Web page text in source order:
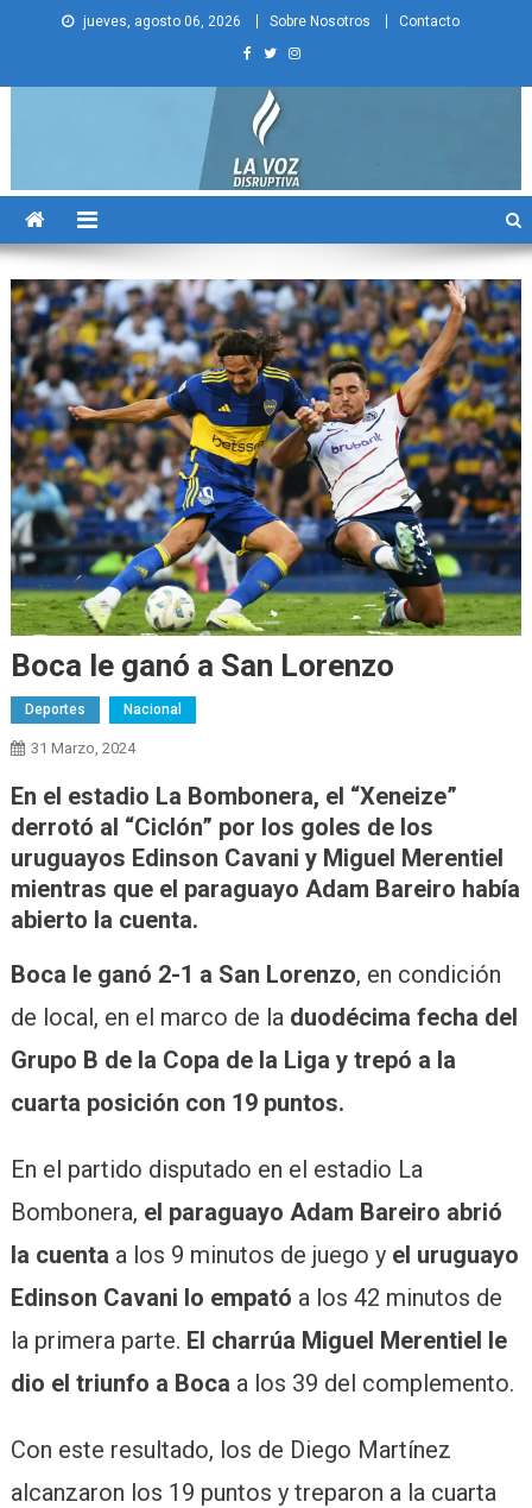
jueves, agosto 06, 2026 Sobre Nosotros Contacto
La Voz Disruptiva
Boca le ganó a San Lorenzo
Deportes Nacional
31 Marzo, 2024
En el estadio La Bombonera, el “Xeneize”
derrotó al “Ciclón” por los goles de los
uruguayos Edinson Cavani y Miguel Merentiel
mientras que el paraguayo Adam Bareiro había
abierto la cuenta.
Boca le ganó 2-1 a San Lorenzo, en condición
de local, en el marco de la duodécima fecha del
Grupo B de la Copa de la Liga y trepó a la
cuarta posición con 19 puntos.
En el partido disputado en el estadio La
Bombonera, el paraguayo Adam Bareiro abrió
la cuenta a los 9 minutos de juego y el uruguayo
Edinson Cavani lo empató a los 42 minutos de
la primera parte. El charrúa Miguel Merentiel le
dio el triunfo a Boca a los 39 del complemento.
Con este resultado, los de Diego Martínez
alcanzaron los 19 puntos y treparon a la cuarta